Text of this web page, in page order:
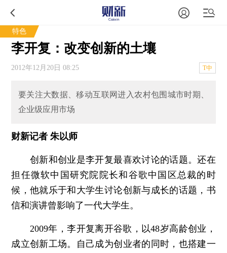
特色
李开复：改变创新的土壤
2012年12月20日 08:25 T中
要关注大数据、移动互联网进入农村包围城市时期、
企业级应用市场
财新记者 朱以师
创新和创业是李开复最喜欢讨论的话题。还在
担任微软中国研究院院长和谷歌中国区总裁的时
候，他就乐于和大学生讨论创新与成长的话题，书
信和演讲曾影响了一代大学生。
2009年，李开复离开谷歌，以48岁高龄创业，
成立创新工场。自己成为创业者的同时，也搭建一